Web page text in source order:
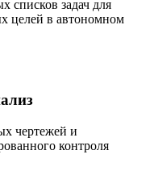
списков задач для
целей в автономном
чертежей и
контроля